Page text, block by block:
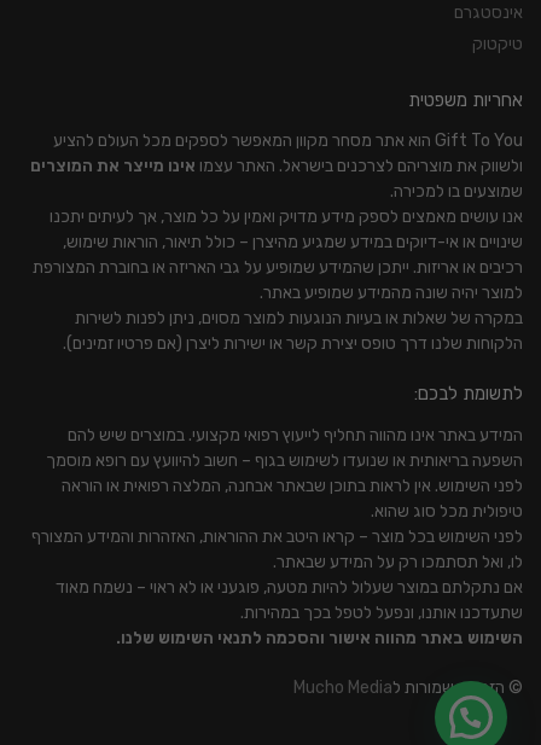
אינסטגרם
טיקטוק
אחריות משפטית
Gift To You הוא אתר מסחר מקוון המאפשר לספקים מכל העולם להציע
ולשווק את מוצריהם לצרכנים בישראל. האתר עצמו אינו מייצר את המוצרים
שמוצעים בו למכירה.
אנו עושים מאמצים לספק מידע מדויק ואמין על כל מוצר, אך לעיתים יתכנו
שינויים או אי-דיוקים במידע שמגיע מהיצרן – כולל תיאור, הוראות שימוש,
רכיבים או אריזות. ייתכן שהמידע שמופיע על גבי האריזה או בחוברת המצורפת
למוצר יהיה שונה מהמידע שמופיע באתר.
במקרה של שאלות או בעיות הנוגעות למוצר מסוים, ניתן לפנות לשירות
הלקוחות שלנו דרך טופס יצירת קשר או ישירות ליצרן (אם פרטיו זמינים).
לתשומת לבכם:
המידע באתר אינו מהווה תחליף לייעוץ רפואי מקצועי. במוצרים שיש להם
השפעה בריאותית או שנועדו לשימוש בגוף – חשוב להיוועץ עם רופא מוסמך
לפני השימוש. אין לראות בתוכן שבאתר אבחנה, המלצה רפואית או הוראה
טיפולית מכל סוג שהוא.
לפני השימוש בכל מוצר – קראו היטב את ההוראות, האזהרות והמידע המצורף
לו, ואל תסתמכו רק על המידע שבאתר.
אם נתקלתם במוצר שעלול להיות מטעה, פוגעני או לא ראוי – נשמח מאוד
שתעדכנו אותנו, ונפעל לטפל בכך במהירות.
השימוש באתר מהווה אישור והסכמה לתנאי השימוש שלנו.
© הזכויות שמורות לMucho Media